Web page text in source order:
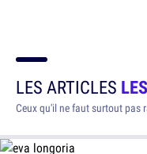
LES ARTICLES
Ceux qu'il ne faut surtout pas